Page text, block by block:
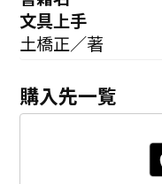
文具上手
土橋正／著
購入先一覧